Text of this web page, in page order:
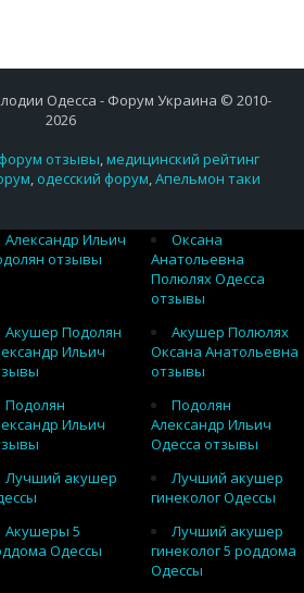
Одесса - Форум Украина © 2010-
2026
форум отзывы,медицинский рейтинг
, одесский форум,Апельмон таки
Александр Ильич
отзывы
Оксана
Анатольевна
Полюлях Одесса
отзывы
Акушер Подолян
Ильич
Акушер Полюлях
Оксана Анатольевна
отзывы
Подолян
Ильич
Подолян
Александр Ильич
Одесса отзывы
Лучший акушер
Лучший акушер
гинеколог Одессы
Акушеры 5
Одессы
Лучший акушер
гинеколог 5 роддома
Одессы